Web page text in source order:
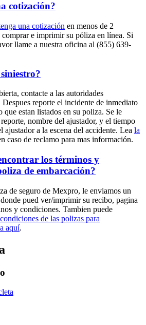
cotización?
una cotización en menos de 2
e imprimir su póliza en línea. Si
llame a nuestra oficina al (855) 639-
contacte a las autoridades
reporte el incidente de inmediato
que estan listados en su poliza. Se le
nombre del ajustador, y el tiempo
ajustador a la escena del accidente. Lea la
caso de reclamo para mas información.
los términos y
de embarcación?
de seguro de Mexpro, le enviamos un
pued ver/imprimir su recibo, pagina
y condiciones. Tambien puede
de las polizas para
aquí.